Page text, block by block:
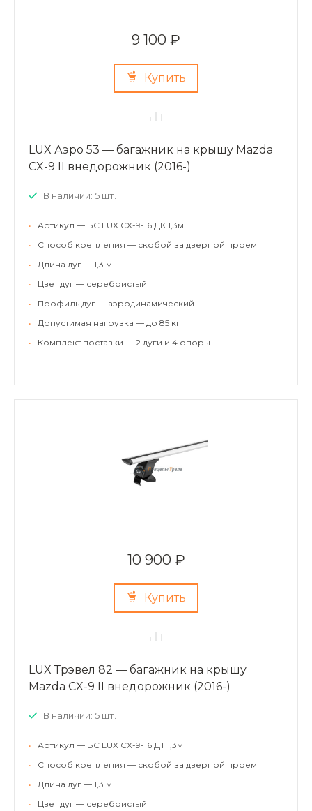
9 100 ₽
Купить
LUX Аэро 53 — багажник на крышу Mazda
CX-9 II внедорожник (2016-)
В наличии: 5 шт.
•
Артикул — БС LUX CX-9-16 ДК 1,3м
•
Способ крепления — скобой за дверной проем
•
Длина дуг — 1,3 м
•
Цвет дуг — серебристый
•
Профиль дуг — аэродинамический
•
Допустимая нагрузка — до 85 кг
•
Комплект поставки — 2 дуги и 4 опоры
10 900 ₽
Купить
LUX Трэвел 82 — багажник на крышу
Mazda CX-9 II внедорожник (2016-)
В наличии: 5 шт.
•
Артикул — БС LUX CX-9-16 ДТ 1,3м
•
Способ крепления — скобой за дверной проем
•
Длина дуг — 1,3 м
•
Цвет дуг — серебристый